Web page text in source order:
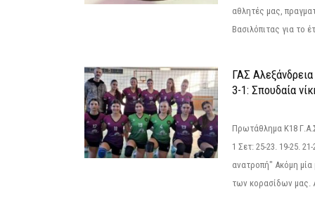
αθλητές μας,
Βασιλόπιτας για το
ΓΑΣ
3-1: Σπουδαία
Πρωτάθλημα Κ18
1 Σετ: 25-23. 19-25.
ανατροπή" Ακόμη μία
των κορασίδων μας.